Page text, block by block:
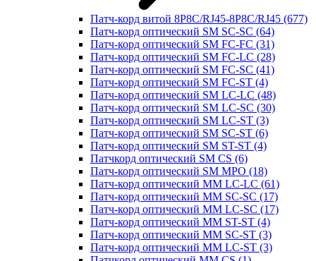
Патч-корд витой 8P8C/RJ45-8P8C/RJ45 (677)
Патч-корд оптический SM SC-SC (64)
Патч-корд оптический SM FC-FC (31)
Патч-корд оптический SM FC-LC (28)
Патч-корд оптический SM FC-SC (41)
Патч-корд оптический SM FC-ST (4)
Патч-корд оптический SM LC-LC (48)
Патч-корд оптический SM LC-SC (30)
Патч-корд оптический SM LC-ST (3)
Патч-корд оптический SM SC-ST (6)
Патч-корд оптический SM ST-ST (4)
Патчкорд оптический SM CS (6)
Патч-корд оптический SM MPO (18)
Патч-корд оптический MM LC-LC (61)
Патч-корд оптический MM SC-SC (17)
Патч-корд оптический MM LC-SC (17)
Патч-корд оптический MM ST-ST (4)
Патч-корд оптический MM SC-ST (3)
Патч-корд оптический MM LC-ST (3)